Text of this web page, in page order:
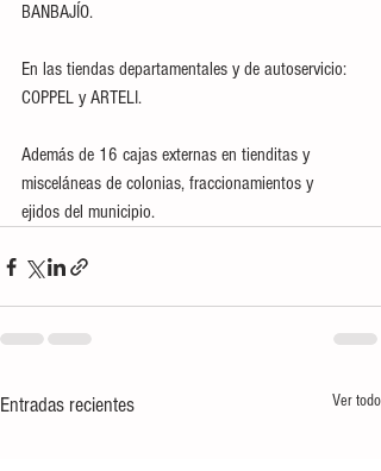
BANBAJÍO.
En las tiendas departamentales y de autoservicio:
COPPEL y ARTELI.
Además de 16 cajas externas en tienditas y
misceláneas de colonias, fraccionamientos y
ejidos del municipio.
Entradas recientes Ver todo